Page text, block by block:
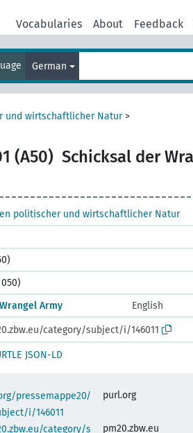
Vocabularies About Feedback
German
und wirtschaftlicher Natur>
(A50) Schicksal der
politischer und wirtschaftlicher Natur
Army
English
category/subject/i/146011
JSON-LD
pressemappe20/
i/146011
purl.org
category/s
pm20.zbw.eu